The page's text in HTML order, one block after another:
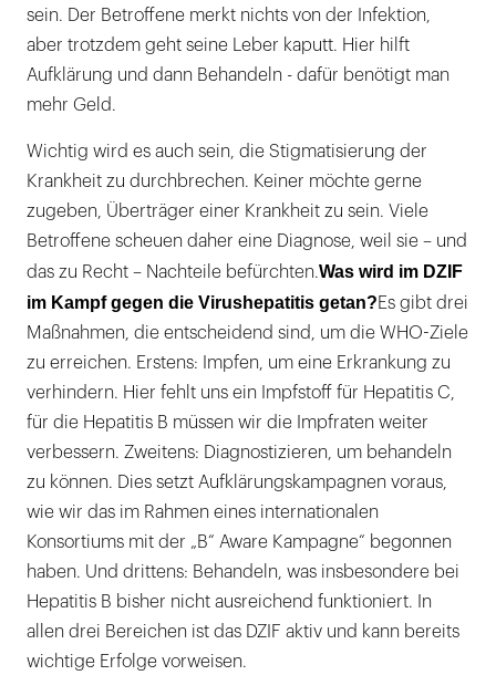
sein. Der Betroffene merkt nichts von der Infektion,
aber trotzdem geht seine Leber kaputt. Hier hilft
Aufklärung und dann Behandeln - dafür benötigt man
mehr Geld.
Wichtig wird es auch sein, die Stigmatisierung der
Krankheit zu durchbrechen. Keiner möchte gerne
zugeben, Überträger einer Krankheit zu sein. Viele
Betroffene scheuen daher eine Diagnose, weil sie – und
das zu Recht – Nachteile befürchten.Was wird im DZIF
im Kampf gegen die Virushepatitis getan?Es gibt drei
Maßnahmen, die entscheidend sind, um die WHO-Ziele
zu erreichen. Erstens: Impfen, um eine Erkrankung zu
verhindern. Hier fehlt uns ein Impfstoff für Hepatitis C,
für die Hepatitis B müssen wir die Impfraten weiter
verbessern. Zweitens: Diagnostizieren, um behandeln
zu können. Dies setzt Aufklärungskampagnen voraus,
wie wir das im Rahmen eines internationalen
Konsortiums mit der „B“ Aware Kampagne“ begonnen
haben. Und drittens: Behandeln, was insbesondere bei
Hepatitis B bisher nicht ausreichend funktioniert. In
allen drei Bereichen ist das DZIF aktiv und kann bereits
wichtige Erfolge vorweisen.